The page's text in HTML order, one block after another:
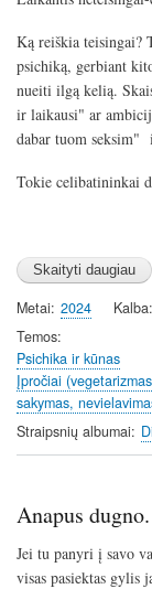
Ką reiškia teisingai?
psichiką, gerbiant
nueiti ilgą kelią.
ir laikausi" ar
dabar tuom seksim"
Tokie celibatininkai
Metai 2024 Kalba
Temos
Psichika ir kūnas
Įpročiai
sakymas,
Straipsnių albumai
Anapus
Jei tu panyri į savo
visas pasiektas gylis